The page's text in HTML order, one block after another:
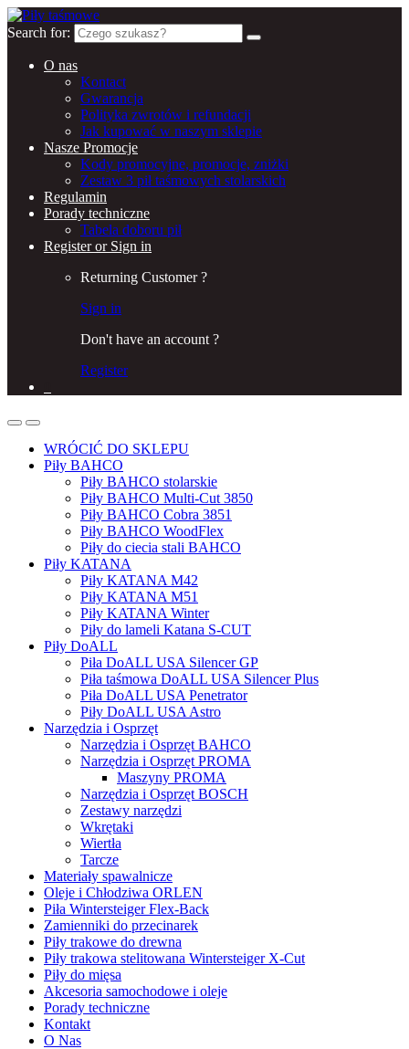
Search for:
O nas
Kontact
Gwarancja
Polityka zwrotów i refundacji
Jak kupować w naszym sklepie
Nasze Promocje
Kody promocyjne, promocje, zniżki
Zestaw 3 pił taśmowych stolarskich
Regulamin
Porady techniczne
Tabela doboru pił
Register or Sign in
Returning Customer ?
Sign in
Don't have an account ?
Register
WRÓCIĆ DO SKLEPU
Piły BAHCO
Piły BAHCO stolarskie
Piły BAHCO Multi-Cut 3850
Piły BAHCO Cobra 3851
Piły BAHCO WoodFlex
Piły do ciecia stali BAHCO
Piły KATANA
Piły KATANA M42
Piły KATANA M51
Piły KATANA Winter
Piły do lameli Katana S-CUT
Piły DoALL
Piła DoALL USA Silencer GP
Piła taśmowa DoALL USA Silencer Plus
Piła DoALL USA Penetrator
Piły DoALL USA Astro
Narzędzia i Osprzęt
Narzędzia i Osprzęt BAHCO
Narzędzia i Osprzęt PROMA
Maszyny PROMA
Narzędzia i Osprzęt BOSCH
Zestawy narzędzi
Wkrętaki
Wiertła
Tarcze
Materiały spawalnicze
Oleje i Chłodziwa ORLEN
Piła Wintersteiger Flex-Back
Zamienniki do przecinarek
Piły trakowe do drewna
Piły trakowa stelitowana Wintersteiger X-Cut
Piły do mięsa
Akcesoria samochodowe i oleje
Porady techniczne
Kontakt
O Nas